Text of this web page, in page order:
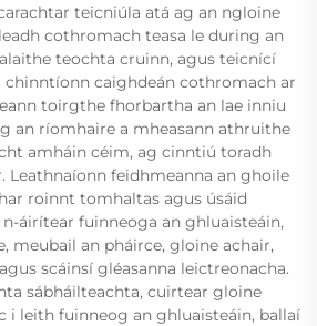
teicniúla atá ag an ngloine
cothromach teasa le during an
teochta cruinn, agus teicnící
chinntíonn caighdeán cothromach ar
toirgthe fhorbartha an lae inniu
an ríomhaire a mheasann athruithe
amháin céim, ag cinntiú toradh
Leathnaíonn feidhmeanna an ghoile
roinnt tomhaltas agus úsáid
áirítear fuinneoga an ghluaisteáin,
meubail an pháirce, gloine achair,
scáinsí gléasanna leictreonacha.
sábháilteachta, cuirtear gloine
i leith fuinneog an ghluaisteáin, ballaí